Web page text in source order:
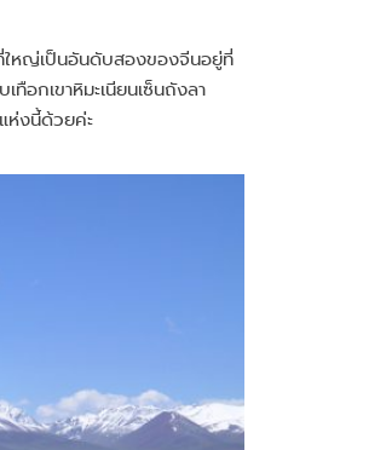
ที่ใหญ่เป็นอันดับสองของจีนอยู่ที่
อกเขาหิมะเนียนเซ็นถังลา
ห่งนี้ด้วยค่ะ